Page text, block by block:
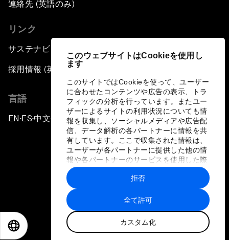
このウェブサイトはCookieを使用し
ます
このサイトではCookieを使って、ユーザー
に合わせたコンテンツや広告の表示、トラ
フィックの分析を行っています。またユー
ザーによるサイトの利用状況についても情
報を収集し、ソーシャルメディアや広告配
信、データ解析の各パートナーに情報を共
有しています。ここで収集された情報は、
ユーザーが各パートナーに提供した他の情
報や各パートナーのサービスを使用した際
に収集された情報と組み合わされ、各パー
トナーによって使用されることがありま
す。
全て許可
カスタム化
拒否
連絡先 (英語のみ)
リンク
サステナビリティへの取り組み
採用情報 (英語のみ)
言語
EN ▪ES▪中文▪ 日本語
プライバシーポリシーと利用規約
サイトマップ
©
世界経済フォーラム